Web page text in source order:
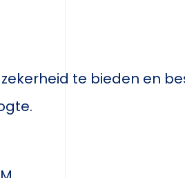
zekerheid te bieden en